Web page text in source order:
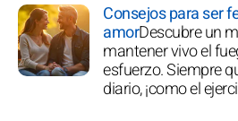
Consejos para ser
amorDescubre un
mantener vivo el
esfuerzo. Siempre
diario, ¡como el